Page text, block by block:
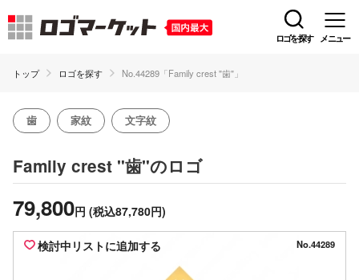
ロゴを探す メニュー
トップ ロゴを探す No.44289「Family crest "歯"」
歯 家紋 文字紋
Family crest "歯"のロゴ
79,800円 (税込87,780円)
検討中リストに追加する No.44289